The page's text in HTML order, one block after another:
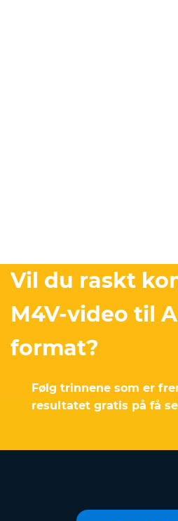
Vil du raskt
M4V-video til
format?
Følg trinnene som er
resultatet gratis på få